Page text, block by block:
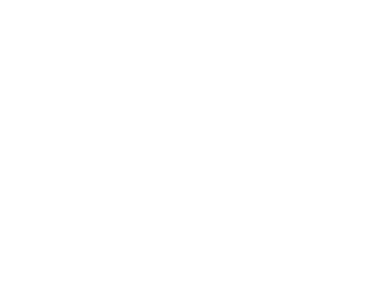
separatamente,